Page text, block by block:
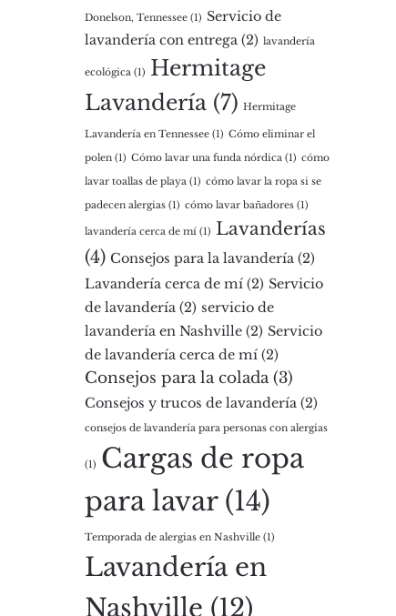
Donelson, Tennessee (1) Servicio de
lavandería con entrega (2) lavandería
ecológica (1) Hermitage
Lavandería (7) Hermitage
Lavandería en Tennessee (1) Cómo eliminar el
polen (1) Cómo lavar una funda nórdica (1) cómo
lavar toallas de playa (1) cómo lavar la ropa si se
padecen alergias (1) cómo lavar bañadores (1)
lavandería cerca de mí (1) Lavanderías
(4) Consejos para la lavandería (2)
Lavandería cerca de mí (2) Servicio
de lavandería (2) servicio de
lavandería en Nashville (2) Servicio
de lavandería cerca de mí (2)
Consejos para la colada(3)
Consejos y trucos de lavandería (2)
consejos de lavandería para personas con alergias
(1) Cargas de ropa
para lavar(14)
Temporada de alergias en Nashville (1)
Lavandería en
Nashville (12)